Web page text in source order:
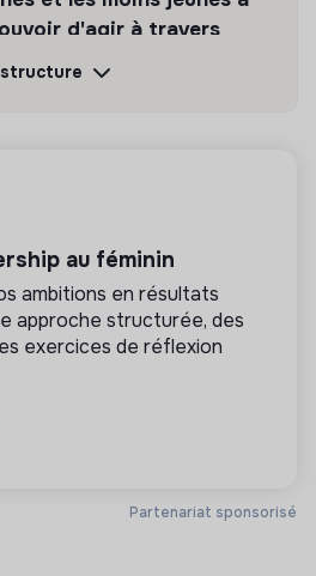
d'agir à travers
sur un principe de
sociale : son mode de
et participatif, et sa
Il s’agit d’une association,
mutuelle ou entreprise
structure
Partenariat sponsorisé
au féminin
ambitions en résultats
approche structurée, des
exercices de réflexion